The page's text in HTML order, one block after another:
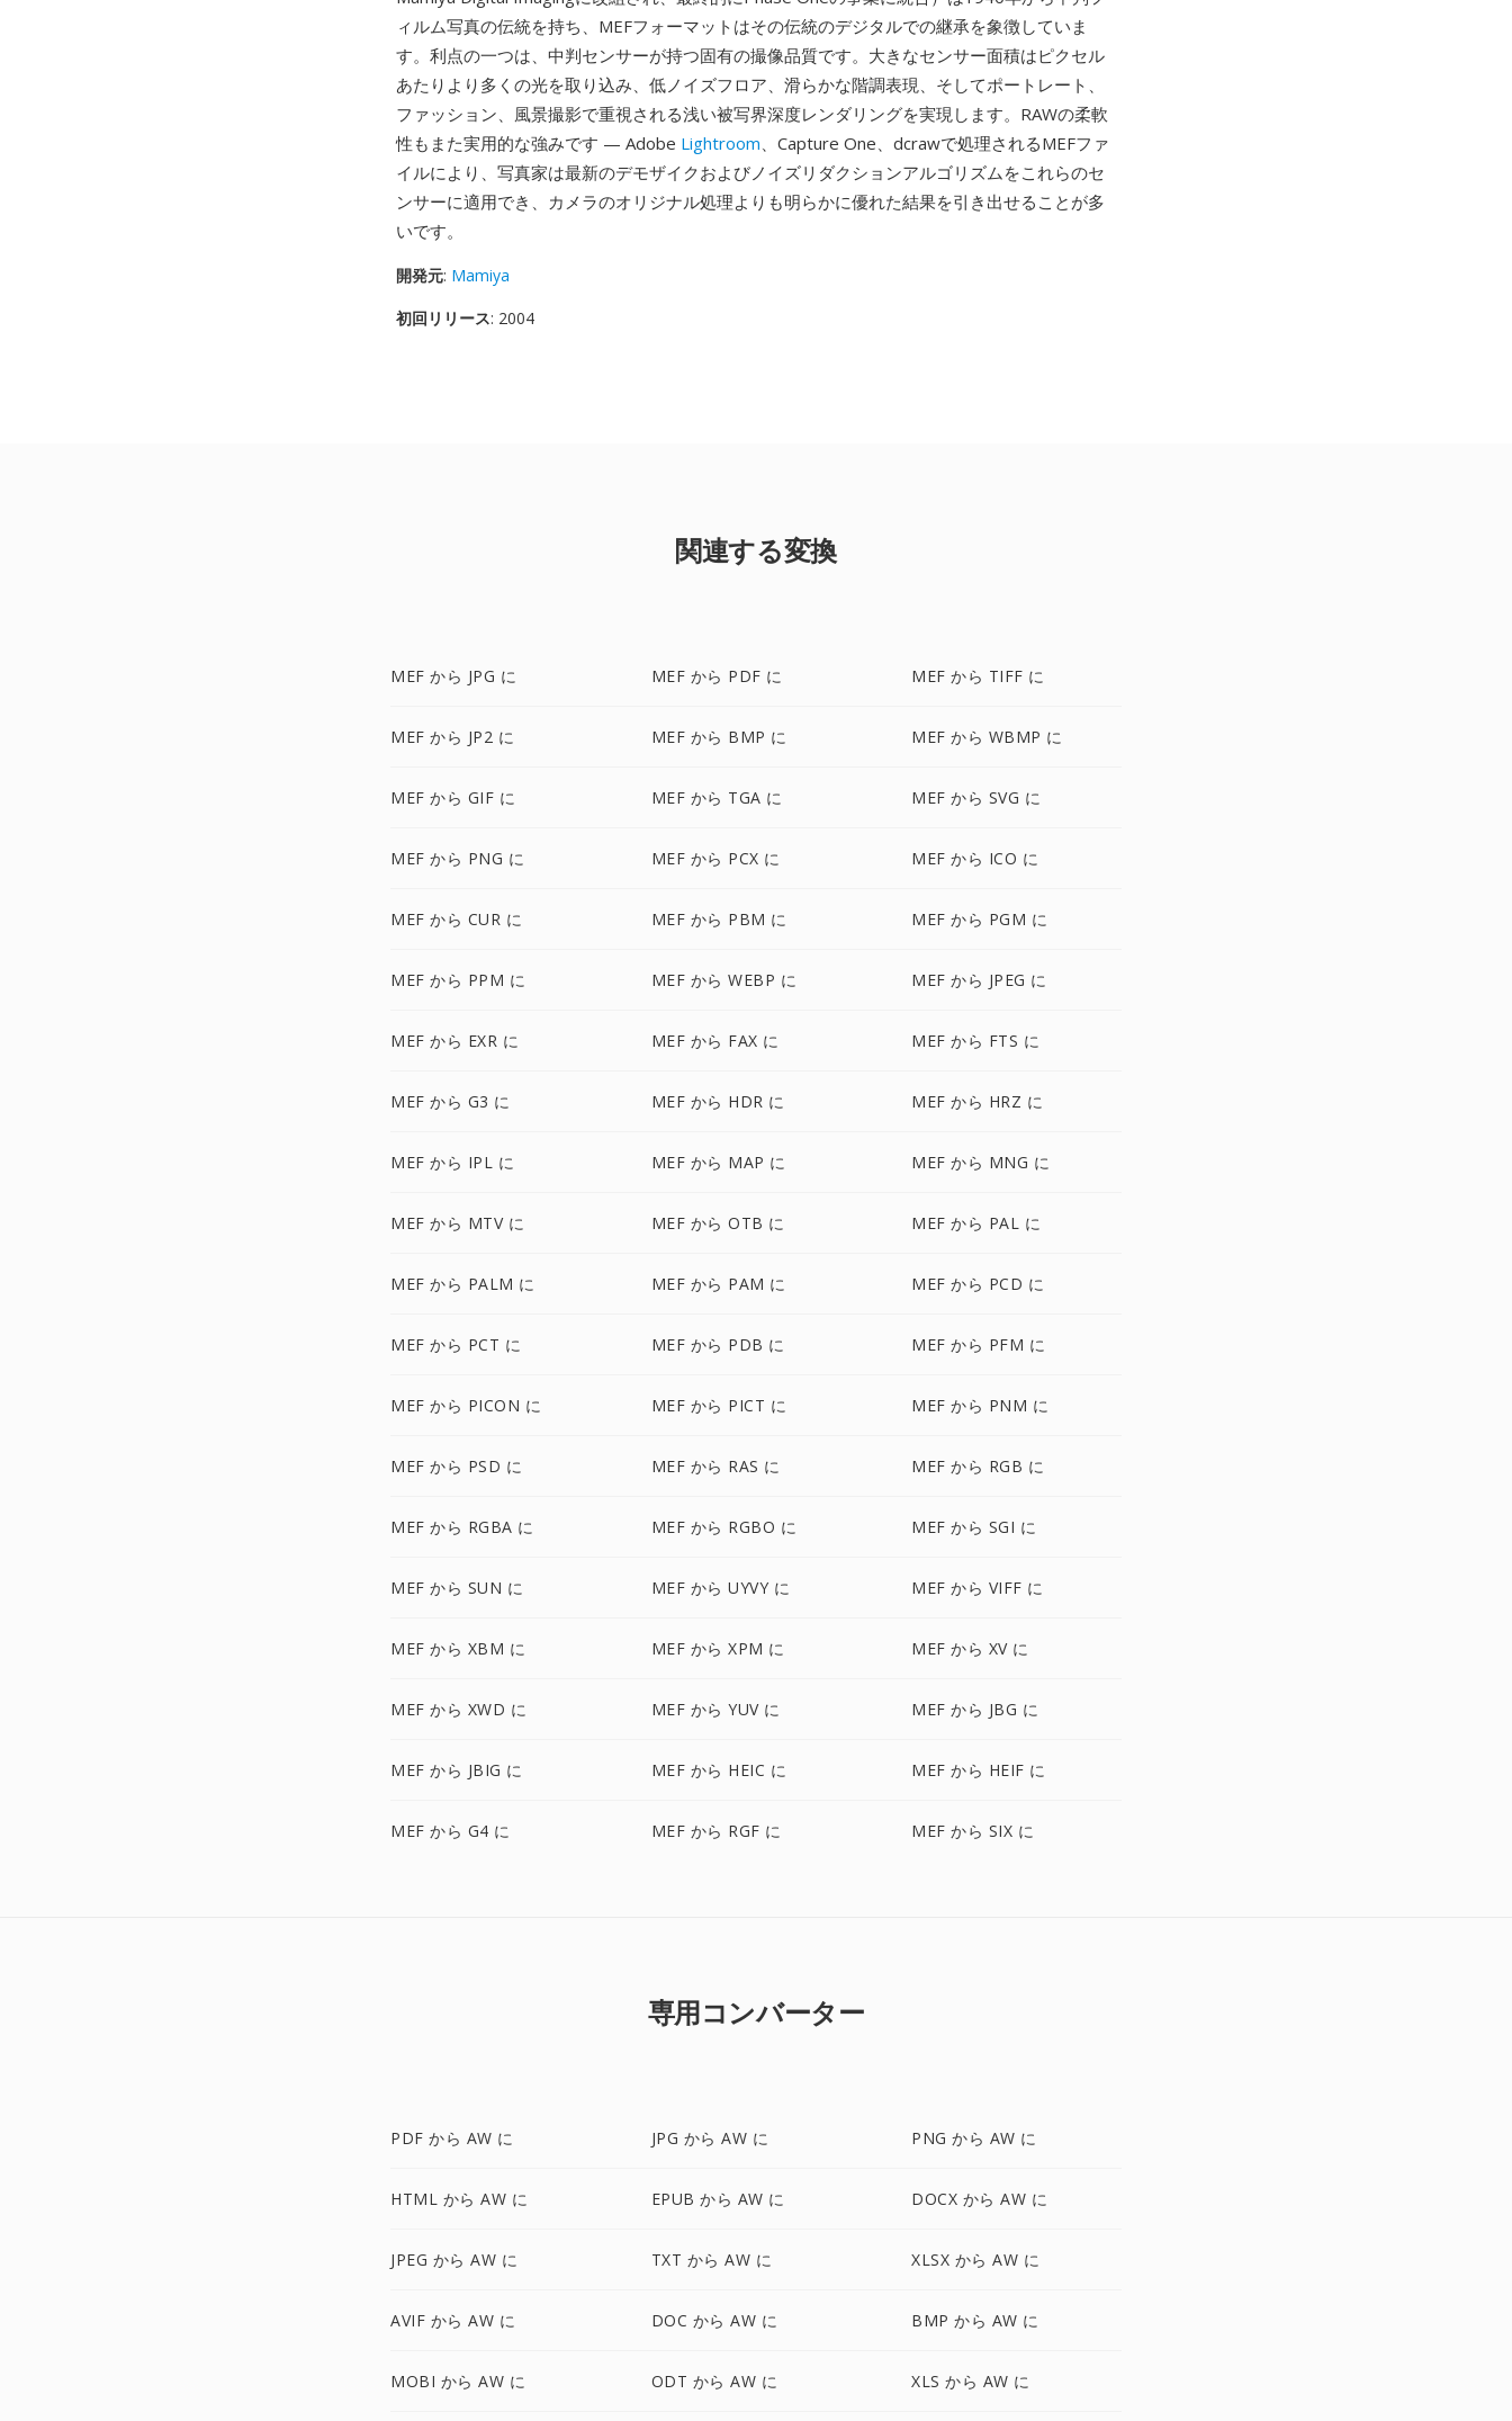
ィルム写真の伝統を持ち、MEFフォーマットはその伝統のデジタルでの継承を象徴していま
す。利点の一つは、中判センサーが持つ固有の撮像品質です。大きなセンサー面積はピクセル
あたりより多くの光を取り込み、低ノイズフロア、滑らかな階調表現、そしてポートレート、
ファッション、風景撮影で重視される浅い被写界深度レンダリングを実現します。RAWの柔軟
性もまた実用的な強みです — Adobe Lightroom、Capture One、dcrawで処理されるMEFファ
イルにより、写真家は最新のデモザイクおよびノイズリダクションアルゴリズムをこれらのセ
ンサーに適用でき、カメラのオリジナル処理よりも明らかに優れた結果を引き出せることが多
いです。
開発元: Mamiya
初回リリース: 2004
関連する変換
MEF から JPG に MEF から PDF に MEF から TIFF に
MEF から JP2 に MEF から BMP に MEF から WBMP に
MEF から GIF に MEF から TGA に MEF から SVG に
MEF から PNG に MEF から PCX に MEF から ICO に
MEF から CUR に MEF から PBM に MEF から PGM に
MEF から PPM に MEF から WEBP に MEF から JPEG に
MEF から EXR に MEF から FAX に MEF から FTS に
MEF から G3 に MEF から HDR に MEF から HRZ に
MEF から IPL に MEF から MAP に MEF から MNG に
MEF から MTV に MEF から OTB に MEF から PAL に
MEF から PALM に MEF から PAM に MEF から PCD に
MEF から PCT に MEF から PDB に MEF から PFM に
MEF から PICON に MEF から PICT に MEF から PNM に
MEF から PSD に MEF から RAS に MEF から RGB に
MEF から RGBA に MEF から RGBO に MEF から SGI に
MEF から SUN に MEF から UYVY に MEF から VIFF に
MEF から XBM に MEF から XPM に MEF から XV に
MEF から XWD に MEF から YUV に MEF から JBG に
MEF から JBIG に MEF から HEIC に MEF から HEIF に
MEF から G4 に MEF から RGF に MEF から SIX に
専用コンバーター
PDF から AW に JPG から AW に PNG から AW に
HTML から AW に EPUB から AW に DOCX から AW に
JPEG から AW に TXT から AW に XLSX から AW に
AVIF から AW に DOC から AW に BMP から AW に
MOBI から AW に ODT から AW に XLS から AW に